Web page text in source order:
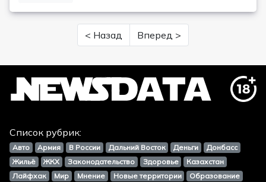
< Назад Вперед >
Список рубрик:
Авто Армия В России Дальний Восток Деньги
Донбасс
Жильё
ЖКХ Законодательство Здоровье
Казахстан
Лайфхак
Мир Мнение Новые территории Образование